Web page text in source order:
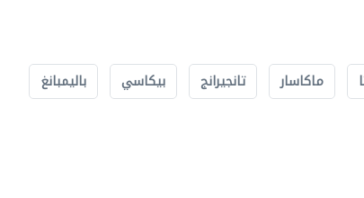
ماكاسار تانجيرانج بيكاسي باليمبانغ